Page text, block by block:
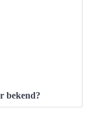
bekend?